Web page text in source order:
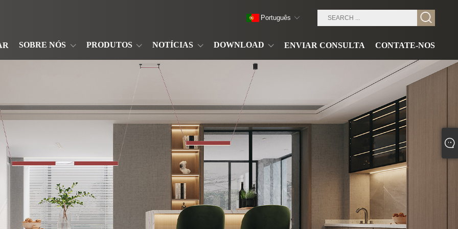
SOBRE NÓS PRODUTOS NOTÍCIAS DOWNLOAD ENVIAR CONSULTA CONTATE-NOS
Português